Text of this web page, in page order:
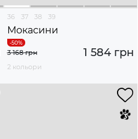
36 37 38 39
Мокасини
1 584 грн
3 168 грн
2 кольори